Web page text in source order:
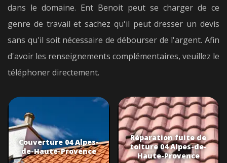
dans le domaine. Ent Benoit peut se charger de ce
genre de travail et sachez qu'il peut dresser un devis
sans qu'il soit nécessaire de débourser de l'argent. Afin
d'avoir les renseignements complémentaires, veuillez le
téléphoner directement.
Couverture 04 Alpes-
de-Haute-Provence
Réparation fuite de
toiture 04 Alpes-de-
Haute-Provence